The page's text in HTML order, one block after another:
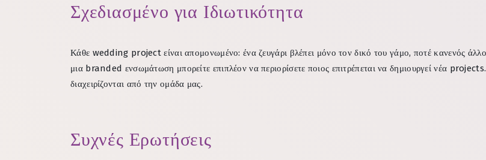
Σχεδιασμένο για Ιδιωτικότητα
Κάθε wedding project είναι απομονωμένο: ένα ζευγάρι βλέπει μόνο τον δικό του γάμο, ποτέ κανενός
μια branded ενσωμάτωση μπορείτε επιπλέον να περιορίσετε ποιος επιτρέπεται να δημιουργεί νέα
διαχειρίζονται από την ομάδα μας.
Συχνές Ερωτήσεις